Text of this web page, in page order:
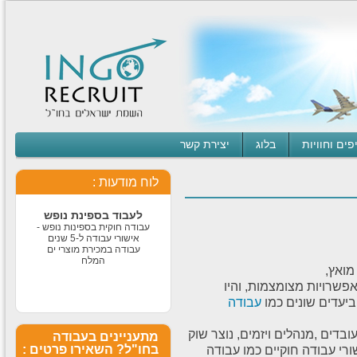
1 2 3
וחוויות בלוג יצירת קשר
לוח מודעות :
עבודה חוקית בחו״ל
עבודה חוקית בחו״ל לבעלי
דרכון ישראלי תנאים מעולים
לרציניים למידע נוסף לחצו
על הקישור -
אפריקה תרבות צריכה חזקה
ותנאים מעולים למתאימים
לעבוד בספינת נופש
עבודה חוקית בספינות נופש -
אישורי עבודה ל-5 שנים
עבודה במכירת מוצרי ים
המלח
חדש חדש חדש נכון לסוף
פברואר 2016 ויזת עבודה
וטיול לבעלי דרכון ישראלי
מתעניינים בעבודה
בחו"ל? השאירו פרטים :
מצומצמות, והיו
שונים כמו עבודה
,מנהלים ויזמים, נוצר שוק
עבודה חוקיים כמו עבודה